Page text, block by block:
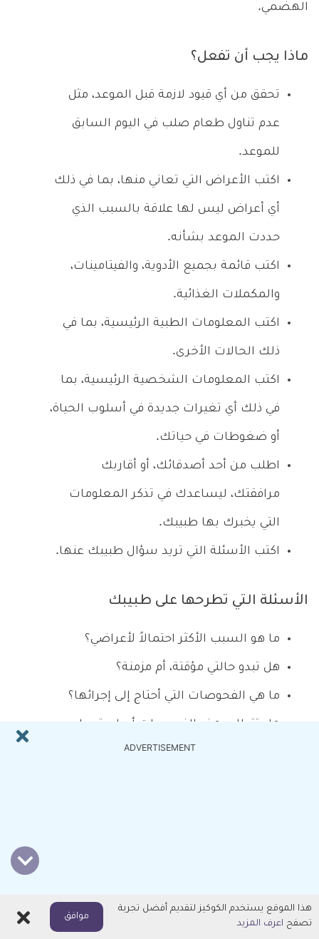
الهضمي.
ماذا يجب أن تفعل؟
تحقق من أي قيود لازمة قبل الموعد، مثل
عدم تناول طعام صلب في اليوم السابق
للموعد.
اكتب الأعراض التي تعاني منها، بما في ذلك
أي أعراض ليس لها علاقة بالسبب الذي
حددت الموعد بشأنه.
اكتب قائمة بجميع الأدوية، والفيتامينات،
والمكملات الغذائية.
اكتب المعلومات الطبية الرئيسية، بما في
ذلك الحالات الأخرى.
اكتب المعلومات الشخصية الرئيسية، بما
في ذلك أي تغيرات جديدة في أسلوب الحياة،
أو ضغوطات في حياتك.
اطلب من أحد أصدقائك، أو أقاربك
مرافقتك، ليساعدك في تذكر المعلومات
التي يخبرك بها طبيبك.
اكتب الأسئلة التي تريد سؤال طبيبك عنها.
الأسئلة التي تطرحها على طبيبك
ما هو السبب الأكثر احتمالاً لأعراضي؟
هل تبدو حالتي مؤقتة، أم مزمنة؟
ما هي الفحوصات التي أحتاج إلى إجرائها؟
هل تتطلب هذه الفحوصات أي استعداد
بالإضافة إلى هذه الأسئلة التي قمت
ADVERTISEMENT
هذا الموقع يستخدم الكوكيز لتقديم أفضل تجربة
تصفح اعرف المزيد
موافق اغلاق